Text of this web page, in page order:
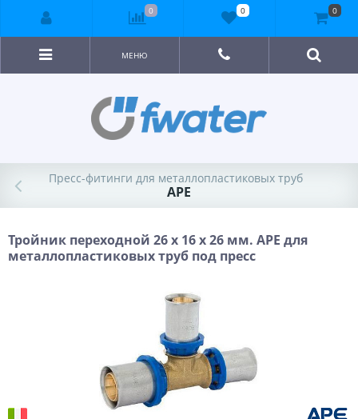
МЕНЮ
Пресс-фитинги для металлопластиковых труб
APE
Тройник переходной 26 х 16 х 26 мм. APE для
металлопластиковых труб под пресс
0 0 0